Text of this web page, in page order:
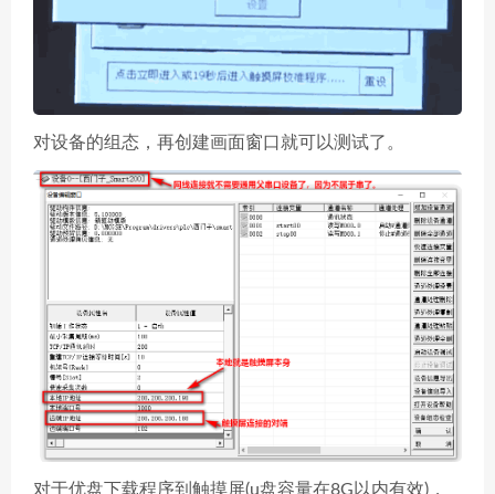
对设备的组态，再创建画面窗口就可以测试了。
对于优盘下载程序到触摸屏(u盘容量在8G以内有效)，